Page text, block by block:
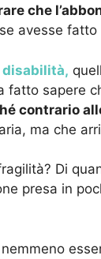
che
avesse
disabilità,
sapere
contrario
ma che
Di
presa in